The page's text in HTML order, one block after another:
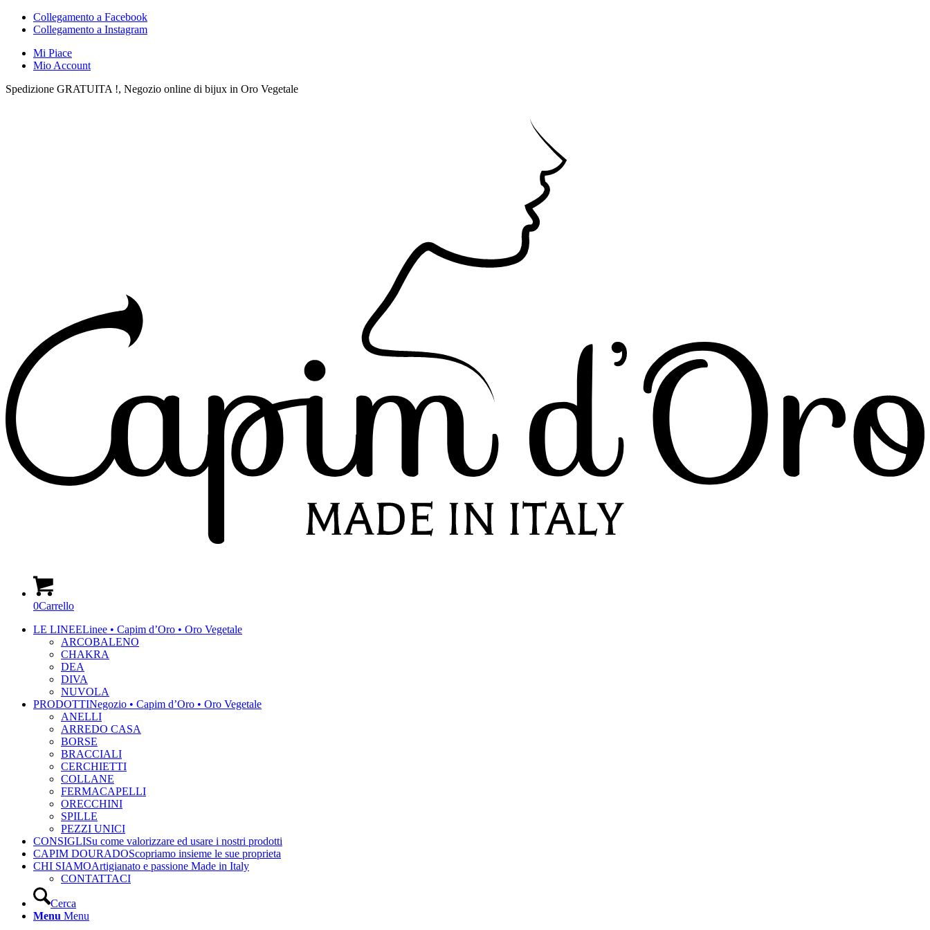
Collegamento a Facebook
Collegamento a Instagram
Mi Piace
Mio Account
Spedizione GRATUITA !, Negozio online di bijux in Oro Vegetale
0Carrello
LE LINEELinee • Capim d’Oro • Oro Vegetale
ARCOBALENO
CHAKRA
DEA
DIVA
NUVOLA
PRODOTTINegozio • Capim d’Oro • Oro Vegetale
ANELLI
ARREDO CASA
BORSE
BRACCIALI
CERCHIETTI
COLLANE
FERMACAPELLI
ORECCHINI
SPILLE
PEZZI UNICI
CONSIGLISu come valorizzare ed usare i nostri prodotti
CAPIM DOURADOScopriamo insieme le sue proprieta
CHI SIAMOArtigianato e passione Made in Italy
CONTATTACI
Cerca
Menu Menu